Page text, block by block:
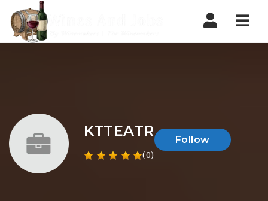
KTTEATR
(0)
Follow